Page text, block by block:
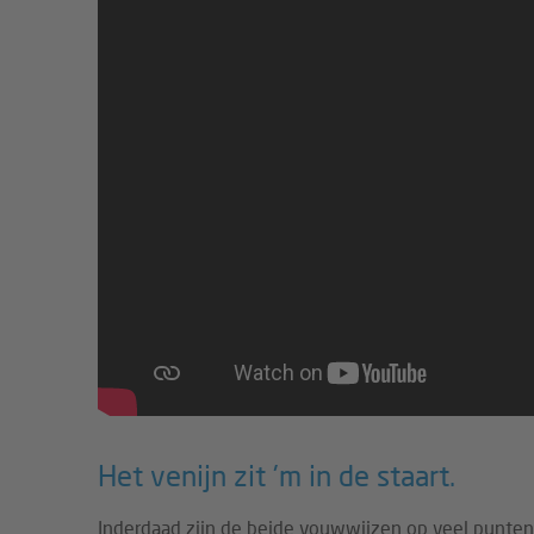
Het venijn zit 'm in de staart.
Inderdaad zijn de beide vouwwijzen op veel